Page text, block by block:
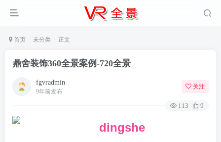
首页 未分类 正文
鼎舍装饰360全景案例-720全景
fgvradmin
9年前发布
关注
113 9